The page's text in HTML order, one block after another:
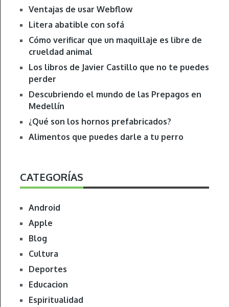
Ventajas de usar Webflow
Litera abatible con sofá
Cómo verificar que un maquillaje es libre de
crueldad animal
Los libros de Javier Castillo que no te puedes
perder
Descubriendo el mundo de las Prepagos en
Medellín
¿Qué son los hornos prefabricados?
Alimentos que puedes darle a tu perro
CATEGORÍAS
Android
Apple
Blog
Cultura
Deportes
Educacion
Espiritualidad